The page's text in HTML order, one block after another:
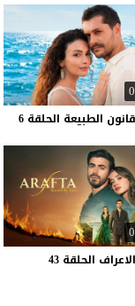
قانون الطبيعة الحلقة 6
الاعراف الحلقة 43